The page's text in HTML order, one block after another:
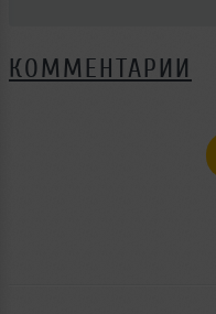
КОММЕНТАРИИ